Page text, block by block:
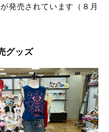
発売されています（８月
グッズ